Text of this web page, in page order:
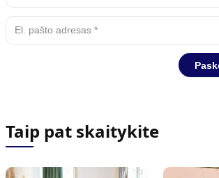
Taip pat skaitykite